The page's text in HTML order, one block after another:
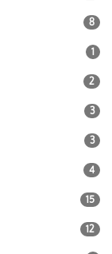
8
1
2
3
3
4
15
12